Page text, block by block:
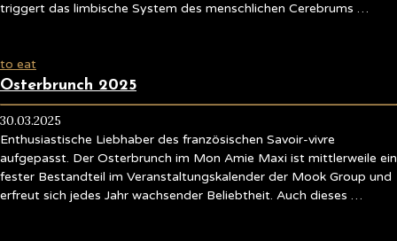
triggert das limbische System des menschlichen Cerebrums …
to eat
Osterbrunch 2025
30.03.2025
Enthusiastische Liebhaber des französischen Savoir-vivre
aufgepasst. Der Osterbrunch im Mon Amie Maxi ist mittlerweile ein
fester Bestandteil im Veranstaltungskalender der Mook Group und
erfreut sich jedes Jahr wachsender Beliebtheit. Auch dieses …